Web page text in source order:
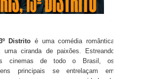
Distrito é uma comédia romântica
uma ciranda de paixões. Estreando
cinemas de todo o Brasil, os
principais se entrelaçam em